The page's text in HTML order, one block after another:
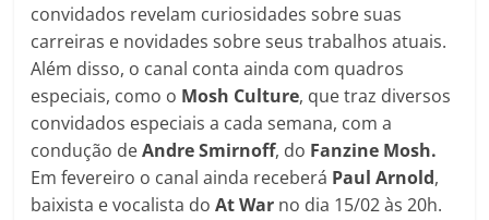
convidados revelam curiosidades sobre suas
carreiras e novidades sobre seus trabalhos atuais.
Além disso, o canal conta ainda com quadros
especiais, como o Mosh Culture, que traz diversos
convidados especiais a cada semana, com a
condução deAndre Smirnoff, do Fanzine Mosh.
Em fevereiro o canal ainda receberá Paul Arnold,
baixista e vocalista doAt War no dia 15/02 às 20h.